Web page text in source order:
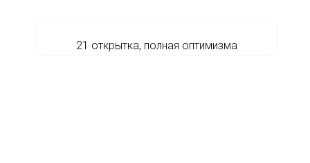
21 открытка, полная оптимизма